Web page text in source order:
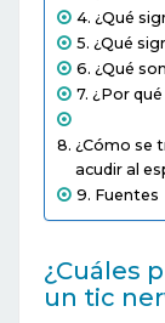
¿Qué
¿Qué
¿Qué
¿Por
¿Cómo se
acudir al
Fuentes
¿Cuáles
un tic